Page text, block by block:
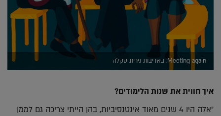
Meeting again. באדיבות נירית טקלה
איך חווית את שנות הלימודים?
"אלה היו 4 שנים מאוד אינטנסיביות, בהן הייתי צריכה גם לממן